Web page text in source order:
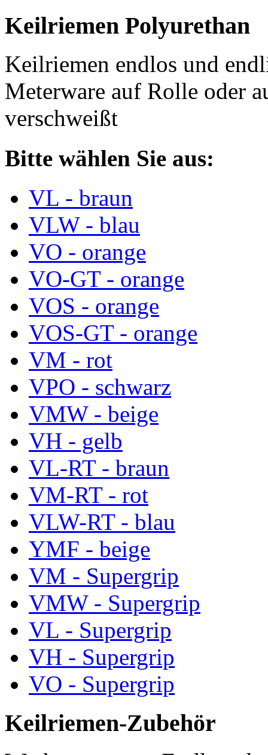
Keilriemen Polyurethan
Keilriemen endlos und
Meterware auf Rolle oder
verschweißt
Bitte wählen Sie aus:
VL - braun
VLW - blau
VO - orange
VO-GT - orange
VOS - orange
VOS-GT - orange
VM - rot
VPO - schwarz
VMW - beige
VH - gelb
VL-RT - braun
VM-RT - rot
VLW-RT - blau
YMF - beige
VM - Supergrip
VMW - Supergrip
VL - Supergrip
VH - Supergrip
VO - Supergrip
Keilriemen-Zubehör